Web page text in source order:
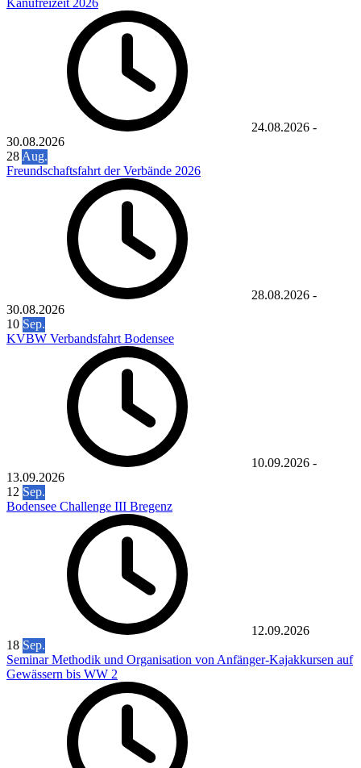
Kanufreizeit 2026
24.08.2026 -
30.08.2026
28 Aug.
Freundschaftsfahrt der Verbände 2026
28.08.2026 -
30.08.2026
10 Sep.
KVBW Verbandsfahrt Bodensee
10.09.2026 -
13.09.2026
12 Sep.
Bodensee Challenge III Bregenz
12.09.2026
18 Sep.
Seminar Methodik und Organisation von Anfänger-Kajakkursen auf
Gewässern bis WW 2